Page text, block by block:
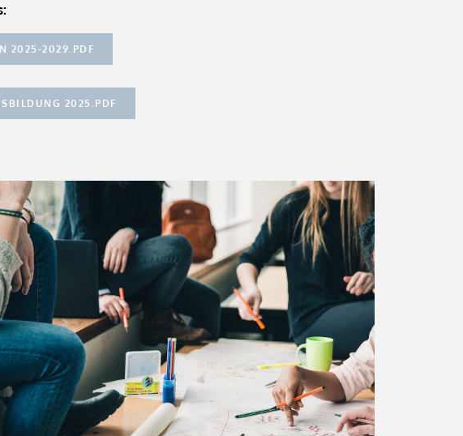
2025-2029.PDF
2025.PDF